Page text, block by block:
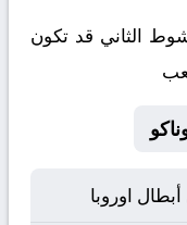
الثاني قد تكون
اوروبا